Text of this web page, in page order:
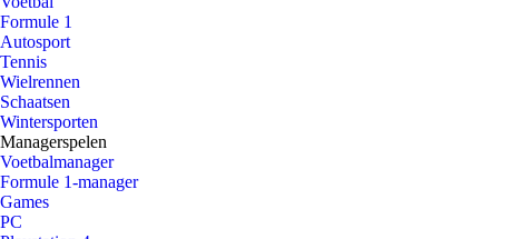
Formule 1
Autosport
Tennis
Wielrennen
Schaatsen
Wintersporten
Managerspelen
Voetbalmanager
Formule 1-manager
Games
PC